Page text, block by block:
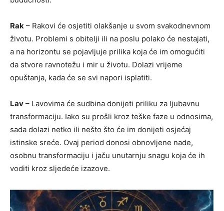
Rak – Rakovi će osjetiti olakšanje u svom svakodnevnom
životu. Problemi s obitelji ili na poslu polako će nestajati,
a na horizontu se pojavljuje prilika koja će im omogućiti
da stvore ravnotežu i mir u životu. Dolazi vrijeme
opuštanja, kada će se svi napori isplatiti.
Lav – Lavovima će sudbina donijeti priliku za ljubavnu
transformaciju. Iako su prošli kroz teške faze u odnosima,
sada dolazi netko ili nešto što će im donijeti osjećaj
istinske sreće. Ovaj period donosi obnovljene nade,
osobnu transformaciju i jaču unutarnju snagu koja će ih
voditi kroz sljedeće izazove.